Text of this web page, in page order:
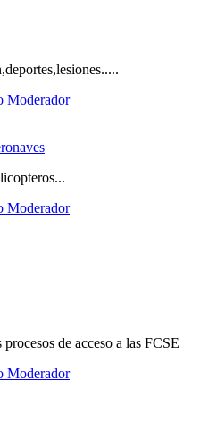
Moderador
Moderador
de acceso a las FCSE
Moderador